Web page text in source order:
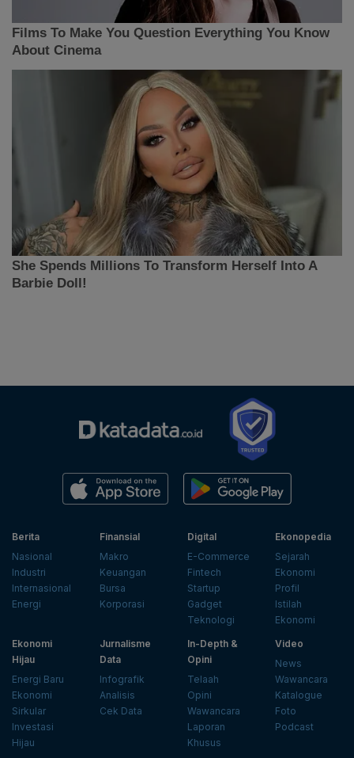
Berita
Nasional
Industri
Internasional
Energi
Finansial
Makro
Keuangan
Bursa
Korporasi
Digital
E-Commerce
Fintech
Startup
Gadget
Teknologi
Ekonopedia
Sejarah
Ekonomi
Profil
Istilah
Ekonomi
Ekonomi
Hijau
Energi Baru
Ekonomi
Sirkular
Investasi
Hijau
Jurnalisme
Data
Infografik
Analisis
Cek Data
In-Depth &
Opini
Telaah
Opini
Wawancara
Laporan
Khusus
Video
News
Wawancara
Katalogue
Foto
Podcast